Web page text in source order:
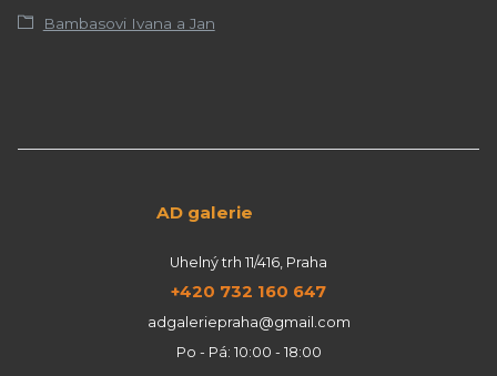
Bambasovi Ivana a Jan
AD galerie
Uhelný trh 11/416, Praha
+420 732 160 647
adgaleriepraha@gmail.com
Po - Pá: 10:00 - 18:00